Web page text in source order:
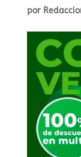
por